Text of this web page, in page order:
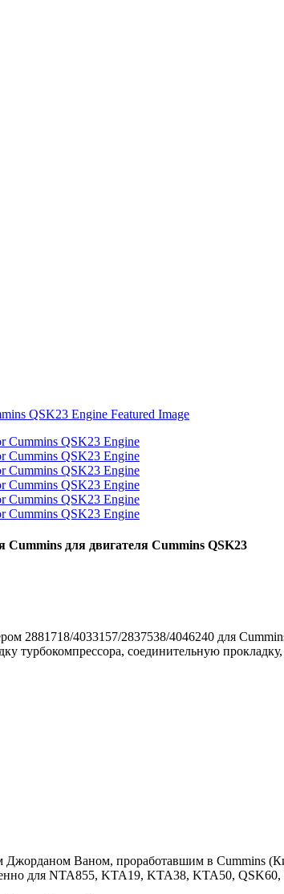
Cummins для двигателя Cummins QSK23
2881718/4033157/2837538/4046240 для
турбокомпрессора, соединительную
Ваном, проработавшим в Cummins
для NTA855, KTA19, KTA38, KTA50,